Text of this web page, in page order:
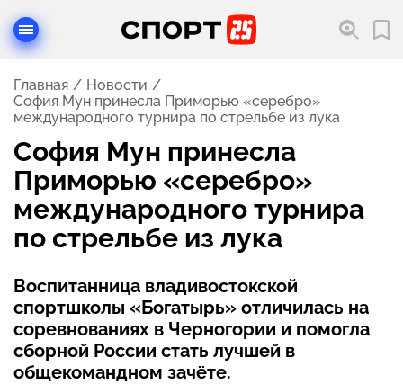
Главная
Новости
София Мун принесла Приморью «серебро»
международного турнира по стрельбе из лука
София Мун принесла
Приморью «серебро»
международного турнира
по стрельбе из лука
Воспитанница владивостокской
спортшколы «Богатырь» отличилась на
соревнованиях в Черногории и помогла
сборной России стать лучшей в
общекомандном зачёте.